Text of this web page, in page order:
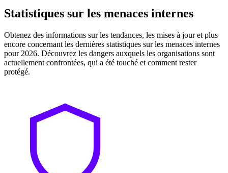
Statistiques sur les menaces internes
Obtenez des informations sur les tendances, les mises à jour et plus
encore concernant les dernières statistiques sur les menaces internes
pour 2026. Découvrez les dangers auxquels les organisations sont
actuellement confrontées, qui a été touché et comment rester
protégé.